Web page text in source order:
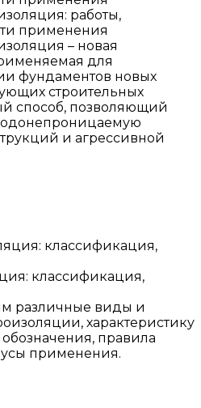
работы,
применения
– новая
для
фундаментов новых
строительных
способ, позволяющий
и агрессивной
классификация,
различные виды и
характеристику
правила
применения.